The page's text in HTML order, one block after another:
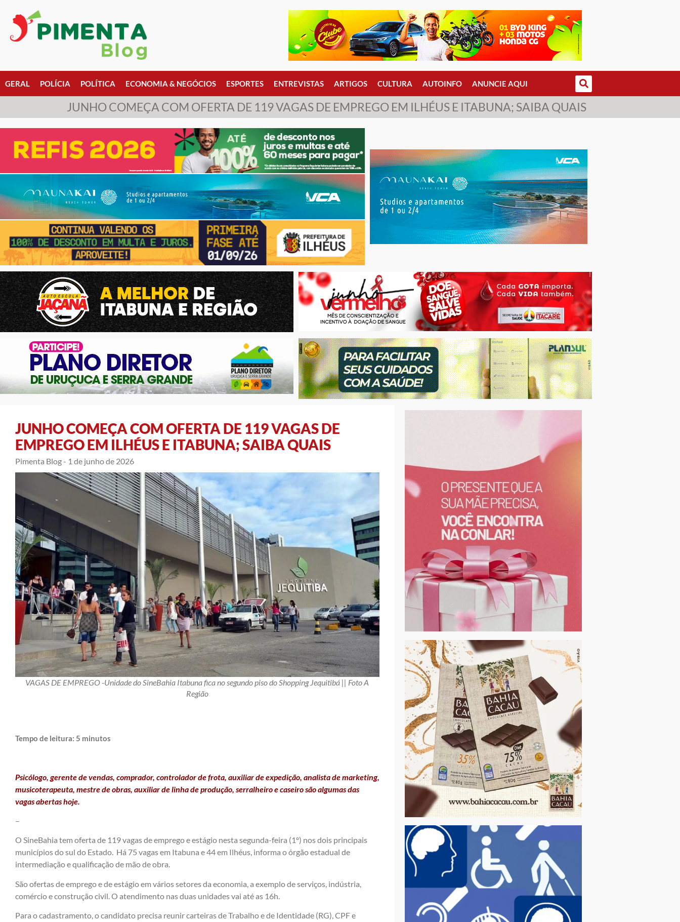
GERAL POLÍCIA POLÍTICA ECONOMIA & NEGÓCIOS ESPORTES ENTREVISTAS ARTIGOS CULTURA AUTOINFO ANUNCIE AQUI
JUNHO COMEÇA COM OFERTA DE 119 VAGAS DE EMPREGO EM ILHÉUS E ITABUNA; SAIBA QUAIS
JUNHO COMEÇA COM OFERTA DE 119 VAGAS DE
EMPREGO EM ILHÉUS E ITABUNA; SAIBA QUAIS
Pimenta Blog - 1 de junho de 2026
VAGAS DE EMPREGO -Unidade do SineBahia Itabuna fica no segundo piso do Shopping Jequitibá || Foto A
Região
Tempo de leitura: 5 minutos
Psicólogo, gerente de vendas, comprador, controlador de frota, auxiliar de expedição, analista de marketing,
musicoterapeuta, mestre de obras, auxiliar de linha de produção, serralheiro e caseiro são algumas das
vagas abertas hoje.
–
O SineBahia tem oferta de 119 vagas de emprego e estágio nesta segunda-feira (1º) nos dois principais
municípios do sul do Estado. Há 75 vagas em Itabuna e 44 em Ilhéus, informa o órgão estadual de
intermediação e qualificação de mão de obra.
São ofertas de emprego e de estágio em vários setores da economia, a exemplo de serviços, indústria,
comércio e construção civil. O atendimento nas duas unidades vai até as 16h.
Para o cadastramento, o candidato precisa reunir carteiras de Trabalho e de Identidade (RG), CPF e